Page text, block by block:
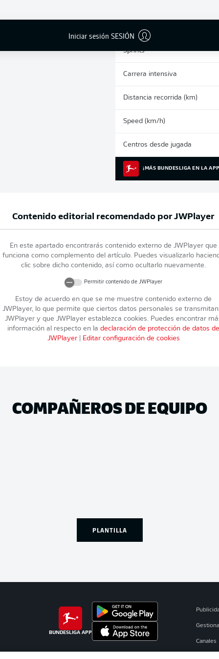
Iniciar sesión SESIÓN
Sprints
Carrera intensiva
Distancia recorrida (km)
Speed (km/h)
Centros desde jugada
¡MÁS BUNDESLIGA EN LA
Contenido editorial recomendado porJWPlayer
En este apartado encontrarás contenido externo de JWPlayer que
funciona como complemento del artículo. Puedes visualizarlo
clic sobre dicho contenido, así como ocultarlo nuevamente.
Permitir contenido de JWPlayer
Estoy de acuerdo en que se me muestre contenido externo de
JWPlayer, lo que permite que ciertos datos personales se
JWPlayer y que JWPlayer establezca cookies. Puedes encontrar
información al respecto en la declaración de protección de datos de
JWPlayer| Editar configuración de cookies
COMPAÑEROS DE EQUIPO
PLANTILLA
BUNDESLIGA APP
Canales